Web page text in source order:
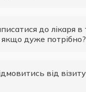
до лікаря в
дуже потрібно?
від візиту